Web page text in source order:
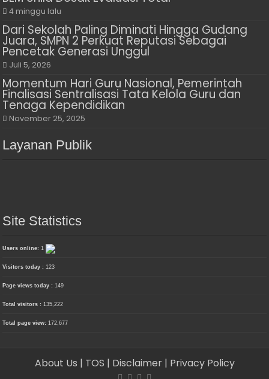
4 minggu lalu
Dari Sekolah Paling Diminati Hingga Gudang
Juara, SMPN 2 Perkuat Reputasi Sebagai
Pencetak Generasi Unggul
Juli 5, 2026
Momentum Hari Guru Nasional, Pemerintah
Finalisasi Sentralisasi Tata Kelola Guru dan
Tenaga Kependidikan
November 25, 2025
Layanan Publik
Site Statistics
Users online:1
Visitors today :123
Page views today :149
Total visitors :135,222
Total page view:172,677
About Us | TOS | Disclaimer | Privacy Policy